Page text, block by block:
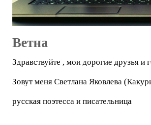
Ветна
Здравствуйте , мои дорогие друзья и
Зовут меня Светлана Яковлева
русская поэтесса и писательница